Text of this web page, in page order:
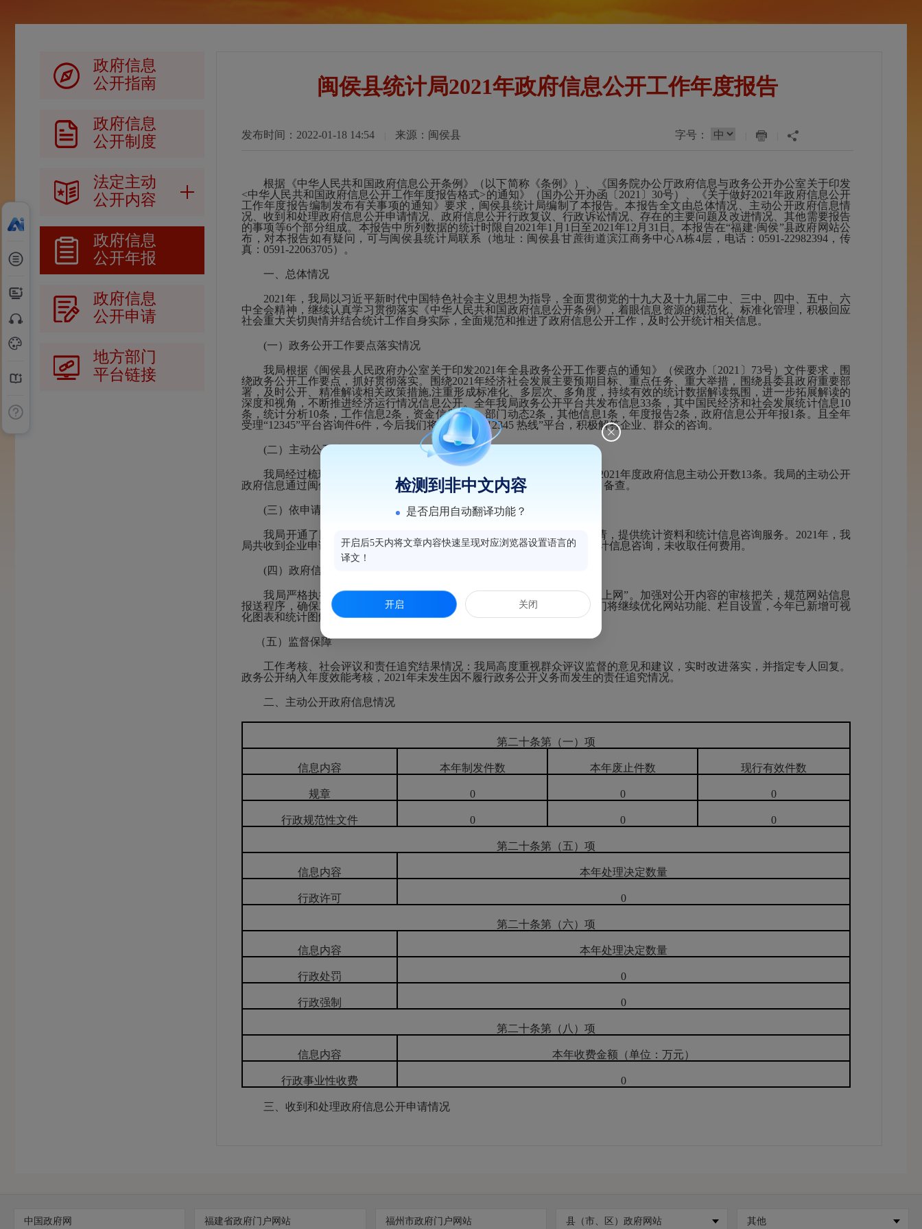
政府信息
公开指南
政府信息
公开制度
法定主动
公开内容
政府信息
公开年报
政府信息
公开申请
地方部门
平台链接
闽侯县统计局2021年政府信息公开工作年度报告
发布时间：2022-01-18 14:54 来源：闽侯县 字号：
根据《中华人民共和国政府信息公开条例》（以下简称《条例》）、《国务院办公厅政府信息与政务公开办公室关于印发
<中华人民共和国政府信息公开工作年度报告格式>的通知》（国办公开办函〔2021〕30号）、《关于做好2021年政府信息公开
工作年度报告编制发布有关事项的通知》要求，闽侯县统计局编制了本报告。本报告全文由总体情况、主动公开政府信息情
况、收到和处理政府信息公开申请情况、政府信息公开行政复议、行政诉讼情况、存在的主要问题及改进情况、其他需要报告
的事项等6个部分组成。本报告中所列数据的统计时限自2021年1月1日至2021年12月31日。本报告在“福建·闽侯”县政府网站公
布，对本报告如有疑问，可与闽侯县统计局联系（地址：闽侯县甘蔗街道滨江商务中心A栋4层，电话：0591-22982394，传
真：0591-22063705）。
一、总体情况
2021年，我局以习近平新时代中国特色社会主义思想为指导，全面贯彻党的十九大及十九届二中、三中、四中、五中、六
中全会精神，继续认真学习贯彻落实《中华人民共和国政府信息公开条例》，着眼信息资源的规范化、标准化管理，积极回应
社会重大关切舆情并结合统计工作自身实际，全面规范和推进了政府信息公开工作，及时公开统计相关信息。
(一）政务公开工作要点落实情况
我局根据《闽侯县人民政府办公室关于印发2021年全县政务公开工作要点的通知》（侯政办〔2021〕73号）文件要求，围
绕政务公开工作要点，抓好贯彻落实。围绕2021年经济社会发展主要预期目标、重点任务、重大举措，围绕县委县政府重要部
署，及时公开、精准解读相关政策措施,注重形成标准化、多层次、多角度，持续有效的统计数据解读氛围，进一步拓展解读的
深度和视角，不断推进经济运行情况信息公开。全年我局政务公开平台共发布信息33条，其中国民经济和社会发展统计信息10
条，统计分析10条，工作信息2条，资金信息5条，部门动态2条，其他信息1条，年度报告2条，政府信息公开年报1条。且全年
受理“12345”平台咨询件6件，今后我们将继续用好“12345 热线”平台，积极解答企业、群众的咨询。
(二）主动公开情况
我局经过梳理和编目，截止2021年底，累计主动公开信息340条，其中2021年度政府信息主动公开数13条。我局的主动公开
政府信息通过闽侯县政府网站进行公开，并将公开材料报送县档案局存档、备查。
(三）依申请公开情况
我局开通了网上政务服务申请渠道，受理公众提交的政府信息公开申请，提供统计资料和统计信息咨询服务。2021年，我
局共收到企业申请政府信息公开2件，已依法答复。本单位全年提供各项统计信息咨询，未收取任何费用。
(四）政府信息管理及政府信息公开平台建设
我局严格执行对公开信息的保密审查，坚决做到“上网不涉密，涉密不上网”。加强对公开内容的审核把关，规范网站信息
报送程序，确保对外公开信息的准确性与安全性。按照立改废的要求，我们将继续优化网站功能、栏目设置，今年已新增可视
化图表和统计图解两个栏目。
（五）监督保障
工作考核、社会评议和责任追究结果情况：我局高度重视群众评议监督的意见和建议，实时改进落实，并指定专人回复。
政务公开纳入年度效能考核，2021年未发生因不履行政务公开义务而发生的责任追究情况。
二、主动公开政府信息情况
第二十条第（一）项
信息内容 本年制发件数 本年废止件数 现行有效件数
规章 0 0 0
行政规范性文件 0 0 0
第二十条第（五）项
信息内容 本年处理决定数量
行政许可 0
第二十条第（六）项
信息内容 本年处理决定数量
行政处罚 0
行政强制 0
第二十条第（八）项
信息内容 本年收费金额（单位：万元）
行政事业性收费 0
三、收到和处理政府信息公开申请情况
企业 机构
务机构
中国政府网 福建省政府门户网站 福州市政府门户网站 县（市、区）政府网站 其他
检测到非中文内容
是否启用自动翻译功能？
开启后5天内将文章内容快速呈现对应浏览器设置语言的
译文！
开启 关闭